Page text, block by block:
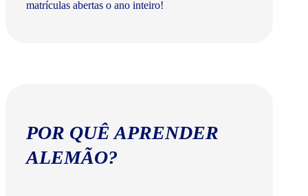
matrículas abertas o ano inteiro!
POR QUÊ APRENDER
ALEMÃO?